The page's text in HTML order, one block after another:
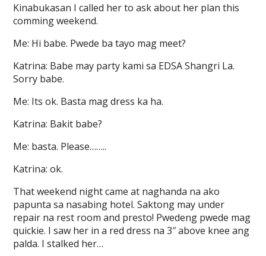
Kinabukasan I called her to ask about her plan this
comming weekend.
Me: Hi babe. Pwede ba tayo mag meet?
Katrina: Babe may party kami sa EDSA Shangri La.
Sorry babe.
Me: Its ok. Basta mag dress ka ha.
Katrina: Bakit babe?
Me: basta. Please……..
Katrina: ok.
That weekend night came at naghanda na ako
papunta sa nasabing hotel. Saktong may under
repair na rest room and presto! Pwedeng pwede mag
quickie. I saw her in a red dress na 3″ above knee ang
palda. I stalked her…